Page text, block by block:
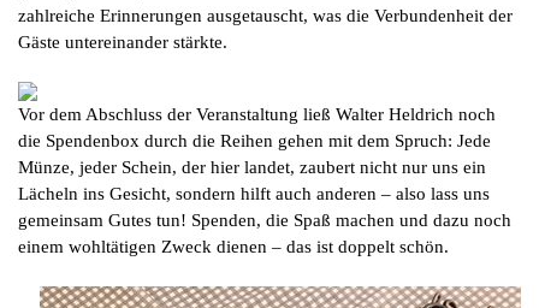
zahlreiche Erinnerungen ausgetauscht, was die Verbundenheit der
Gäste untereinander stärkte.
Vor dem Abschluss der Veranstaltung ließ Walter Heldrich noch
die Spendenbox durch die Reihen gehen mit dem Spruch: Jede
Münze, jeder Schein, der hier landet, zaubert nicht nur uns ein
Lächeln ins Gesicht, sondern hilft auch anderen – also lass uns
gemeinsam Gutes tun! Spenden, die Spaß machen und dazu noch
einem wohltätigen Zweck dienen – das ist doppelt schön.